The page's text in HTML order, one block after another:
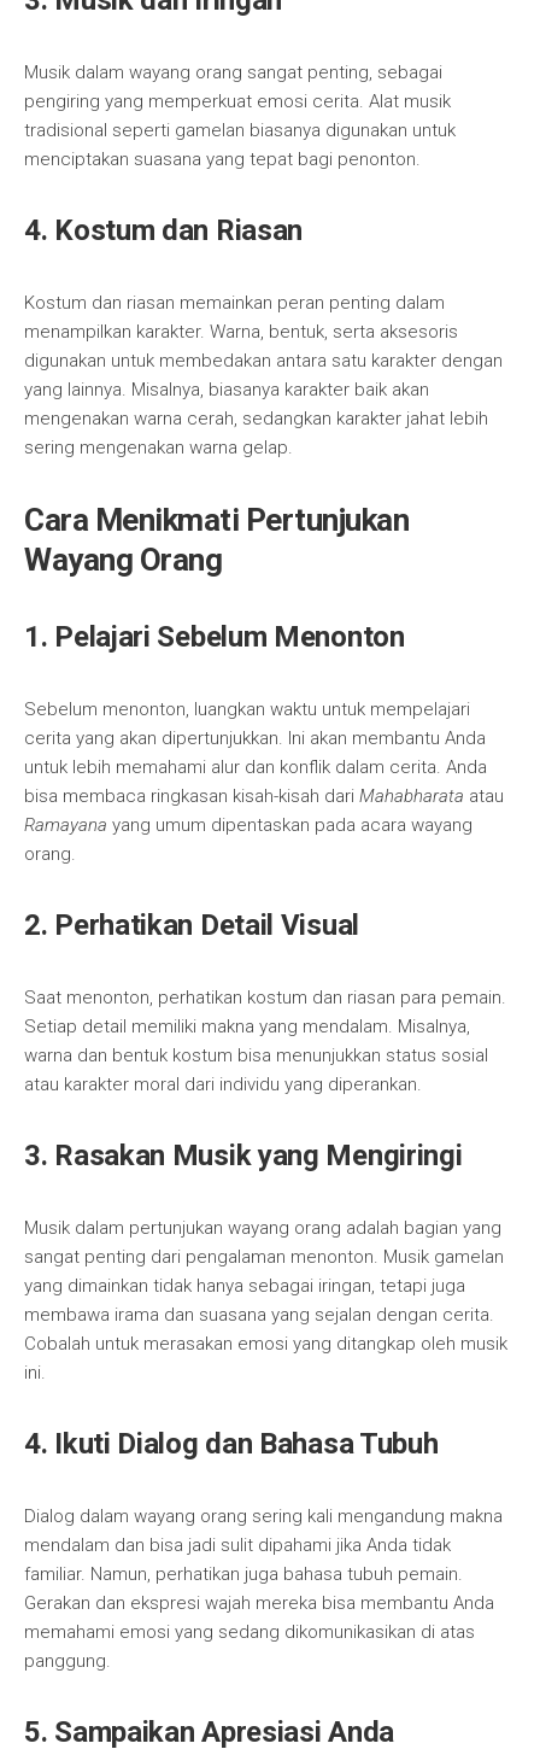
Musik dalam wayang orang sangat penting, sebagai
pengiring yang memperkuat emosi cerita. Alat musik
tradisional seperti gamelan biasanya digunakan untuk
menciptakan suasana yang tepat bagi penonton.
4. Kostum dan Riasan
Kostum dan riasan memainkan peran penting dalam
menampilkan karakter. Warna, bentuk, serta aksesoris
digunakan untuk membedakan antara satu karakter dengan
yang lainnya. Misalnya, biasanya karakter baik akan
mengenakan warna cerah, sedangkan karakter jahat lebih
sering mengenakan warna gelap.
Cara Menikmati Pertunjukan
Wayang Orang
1. Pelajari Sebelum Menonton
Sebelum menonton, luangkan waktu untuk mempelajari
cerita yang akan dipertunjukkan. Ini akan membantu Anda
untuk lebih memahami alur dan konflik dalam cerita. Anda
bisa membaca ringkasan kisah-kisah dari Mahabharata atau
Ramayana yang umum dipentaskan pada acara wayang
orang.
2. Perhatikan Detail Visual
Saat menonton, perhatikan kostum dan riasan para pemain.
Setiap detail memiliki makna yang mendalam. Misalnya,
warna dan bentuk kostum bisa menunjukkan status sosial
atau karakter moral dari individu yang diperankan.
3. Rasakan Musik yang Mengiringi
Musik dalam pertunjukan wayang orang adalah bagian yang
sangat penting dari pengalaman menonton. Musik gamelan
yang dimainkan tidak hanya sebagai iringan, tetapi juga
membawa irama dan suasana yang sejalan dengan cerita.
Cobalah untuk merasakan emosi yang ditangkap oleh musik
ini.
4. Ikuti Dialog dan Bahasa Tubuh
Dialog dalam wayang orang sering kali mengandung makna
mendalam dan bisa jadi sulit dipahami jika Anda tidak
familiar. Namun, perhatikan juga bahasa tubuh pemain.
Gerakan dan ekspresi wajah mereka bisa membantu Anda
memahami emosi yang sedang dikomunikasikan di atas
panggung.
5. Sampaikan Apresiasi Anda